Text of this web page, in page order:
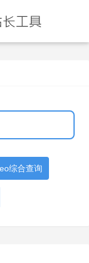
综合查询